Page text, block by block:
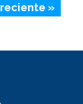
reciente »